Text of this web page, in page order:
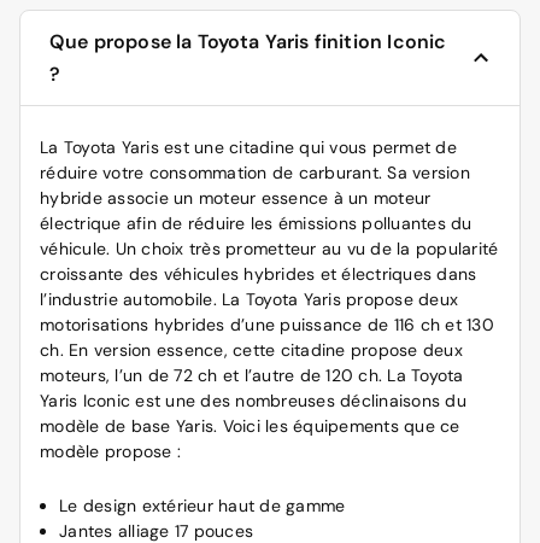
Que propose la Toyota Yaris finition Iconic
?
La Toyota Yarisest une citadine qui vous permet de
réduire votre consommation de carburant. Sa version
hybride associe un moteur essence à un moteur
électrique afin de réduire les émissions polluantes du
véhicule. Un choix très prometteur au vu de la popularité
croissante des véhicules hybrides et électriques dans
l’industrie automobile. La Toyota Yaris propose deux
motorisations hybrides d’une puissance de 116 ch et 130
ch. En version essence, cette citadine propose deux
moteurs, l’un de 72 ch et l’autre de 120 ch. La Toyota
Yaris Iconic est une des nombreuses déclinaisons du
modèle de base Yaris. Voici les équipements que ce
modèle propose :
Le design extérieur haut de gamme
Jantes alliage 17 pouces